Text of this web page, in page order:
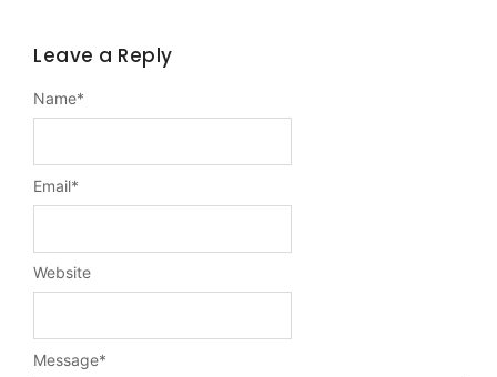
Leave a Reply
Message*
Name*
Email*
Website